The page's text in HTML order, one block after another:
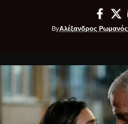
ByΑλέξανδρος Ρωμανός